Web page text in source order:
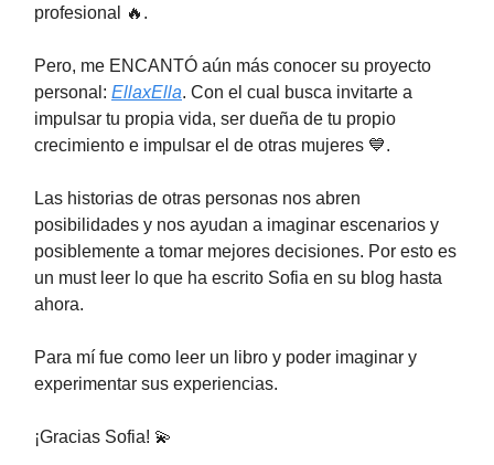
profesional 🔥.
Pero, me ENCANTÓ aún más conocer su proyecto
personal: EllaxElla. Con el cual busca invitarte a
impulsar tu propia vida, ser dueña de tu propio
crecimiento e impulsar el de otras mujeres 💙.
Las historias de otras personas nos abren
posibilidades y nos ayudan a imaginar escenarios y
posiblemente a tomar mejores decisiones. Por esto es
un must leer lo que ha escrito Sofia en su blog hasta
ahora.
Para mí fue como leer un libro y poder imaginar y
experimentar sus experiencias.
¡Gracias Sofia! 💫